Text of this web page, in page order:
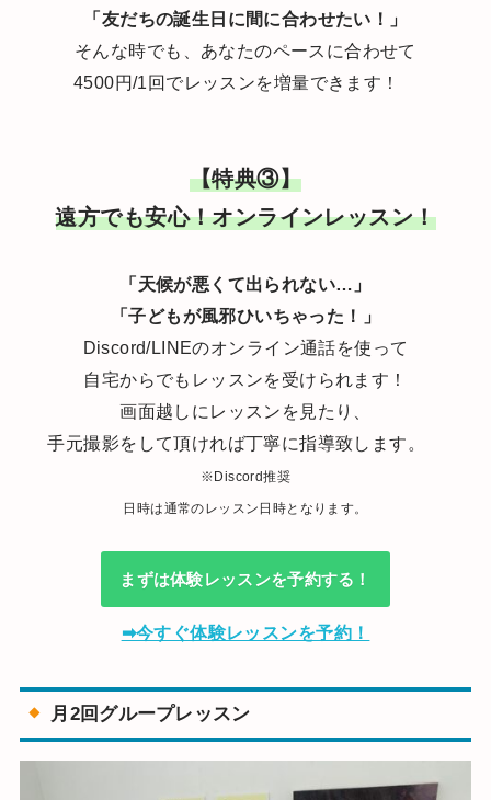
「友だちの誕生日に間に合わせたい！」
そんな時でも、あなたのペースに合わせて
4500円/1回でレッスンを増量できます！
【特典③】
遠方でも安心！オンラインレッスン！
「天候が悪くて出られない…」
「子どもが風邪ひいちゃった！」
Discord/LINEのオンライン通話を使って
自宅からでもレッスンを受けられます！
画面越しにレッスンを見たり、
手元撮影をして頂ければ丁寧に指導致します。
※Discord推奨
日時は通常のレッスン日時となります。
まずは体験レッスンを予約する！
➡今すぐ体験レッスンを予約！
月2回グループレッスン